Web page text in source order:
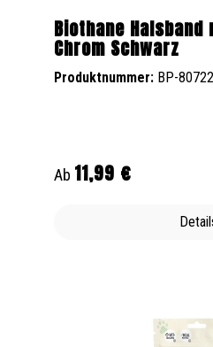
Biothane
Chrom Schwarz
Produktnummer: BP-80722
Regulärer Preis:
Ab 11,99 €